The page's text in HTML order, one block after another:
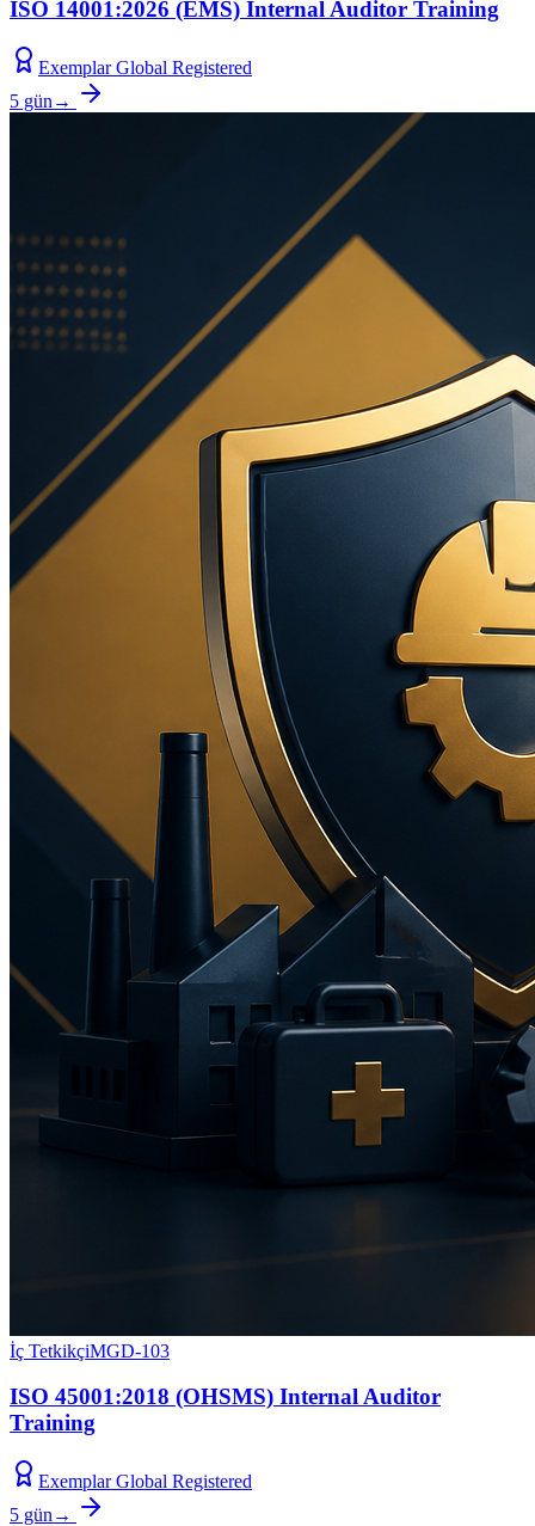
ISO 14001:2026 (EMS) Internal Auditor Training
Exemplar Global Registered
5 gün →
İç TetkikçiMGD-103
ISO 45001:2018 (OHSMS) Internal Auditor
Training
Exemplar Global Registered
5 gün →